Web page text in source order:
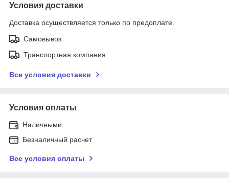
Условия доставки
Доставка осуществляется только по предоплате.
Самовывоз
Транспортная компания
Все условия доставки
Условия оплаты
Наличными
Безналичный расчет
Все условия оплаты